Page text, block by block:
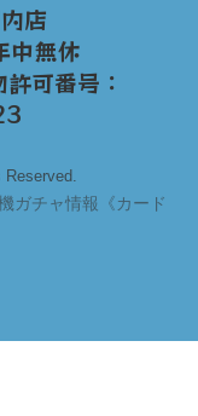
店
無休
可番号：
ガチャ情報《カード